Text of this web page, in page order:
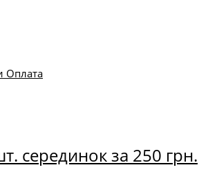
Оплата
серединок за 250 грн.